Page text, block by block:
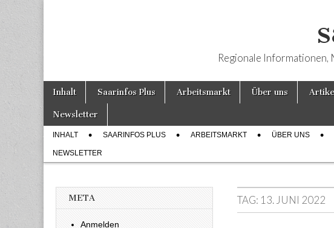
Regionale Informationen,
Hauptmenü
Weiter zum Inhalt
Inhalt Saarinfos Plus Arbeitsmarkt Über uns
Newsletter
Untermenü
INHALT SAARINFOS PLUS ARBEITSMARKT ÜBER UNS
NEWSLETTER
TAG: 13. JUNI 2022
META
Anmelden